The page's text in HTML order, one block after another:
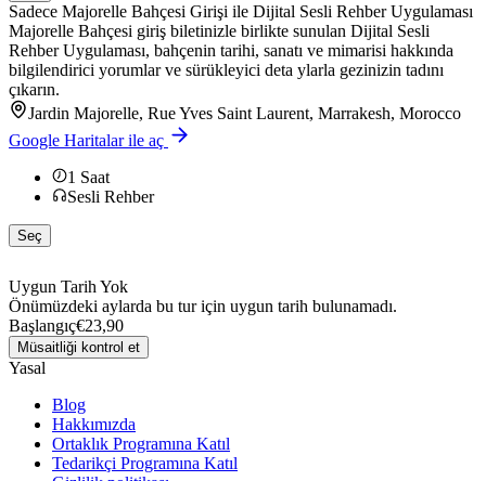
Sadece Majorelle Bahçesi Girişi ile Dijital Sesli Rehber Uygulaması
Majorelle Bahçesi giriş biletinizle birlikte sunulan Dijital Sesli
Rehber Uygulaması, bahçenin tarihi, sanatı ve mimarisi hakkında
bilgilendirici yorumlar ve sürükleyici deta ylarla gezinizin tadını
çıkarın.
Jardin Majorelle, Rue Yves Saint Laurent, Marrakesh, Morocco
Google Haritalar ile aç
1 Saat
Sesli Rehber
Seç
Uygun Tarih Yok
Önümüzdeki aylarda bu tur için uygun tarih bulunamadı.
Başlangıç€23,90
Müsaitliği kontrol et
Yasal
Blog
Hakkımızda
Ortaklık Programına Katıl
Tedarikçi Programına Katıl